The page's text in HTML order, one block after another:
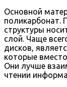
Основной
поликарбонат.
структуры
слой. Чаще
дисков,
которые
Они лучше
чтении